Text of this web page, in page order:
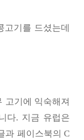
기를 드셨는데
고기에 익숙해져
다. 지금 유럽은
과 페이스북의 C